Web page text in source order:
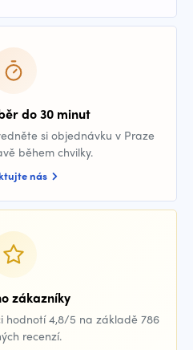
do 30 minut
si objednávku v Praze
během chvilky.
nás
zákazníky
hodnotí 4,8/5 na základě 786
recenzí.